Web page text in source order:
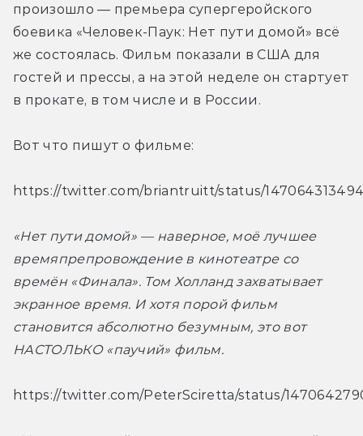
произошло — премьера супергеройского
боевика «Человек-Паук: Нет пути домой» всё
же состоялась. Фильм показали в США для
гостей и прессы, а на этой неделе он стартует
в прокате, в том числе и в России.
Вот что пишут о фильме:
https://twitter.com/briantruitt/status/
«Нет пути домой» — наверное, моё лучшее
времяпрепровождение в кинотеатре со
времён «Финала». Том Холланд захватывает
экранное время. И хотя порой фильм
становится абсолютно безумным, это вот
НАСТОЛЬКО «паучий» фильм.
https://twitter.com/PeterSciretta/status/